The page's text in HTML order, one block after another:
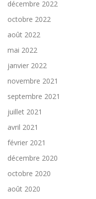
décembre 2022
octobre 2022
août 2022
mai 2022
janvier 2022
novembre 2021
septembre 2021
juillet 2021
avril 2021
février 2021
décembre 2020
octobre 2020
août 2020